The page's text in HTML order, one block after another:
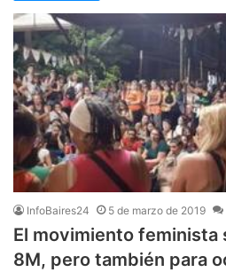
InfoBaires24 5 de marzo de 2019
El movimiento feminista
8M, pero también para